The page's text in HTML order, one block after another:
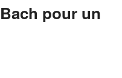
pour un